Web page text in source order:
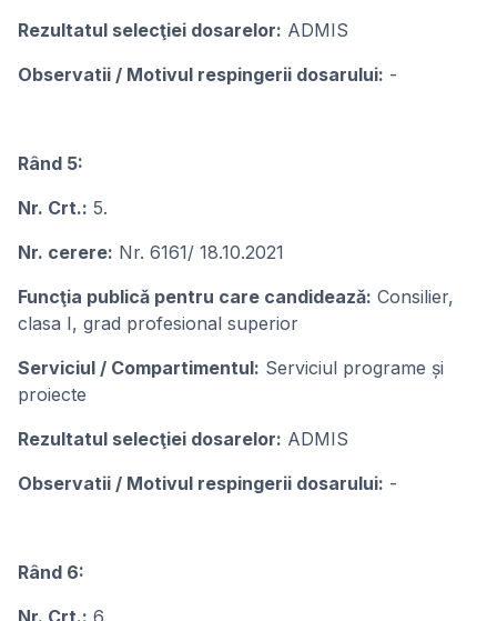
Rezultatul selecţiei dosarelor: ADMIS
Observatii / Motivul respingerii dosarului: -
Rând 5:
Nr. Crt.: 5.
Nr. cerere: Nr. 6161/ 18.10.2021
Funcţia publicǎ pentru care candideazǎ: Consilier,
clasa I, grad profesional superior
Serviciul / Compartimentul: Serviciul programe și
proiecte
Rezultatul selecţiei dosarelor: ADMIS
Observatii / Motivul respingerii dosarului: -
Rând 6:
Nr. Crt.: 6.